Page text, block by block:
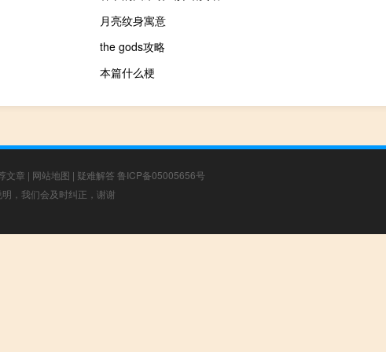
月亮纹身寓意
the gods攻略
本篇什么梗
文章 | 网站地图 | 疑难解答 鲁ICP备05005656号
，我们会及时纠正，谢谢